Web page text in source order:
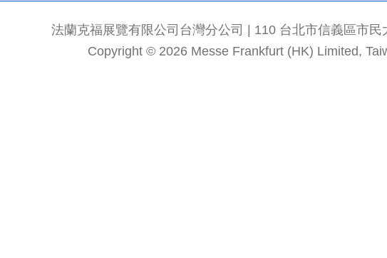
法蘭克福展覽有限公司台灣分公司 | 110 台北市信義區市
Copyright © 2026 Messe Frankfurt (HK) Limited,